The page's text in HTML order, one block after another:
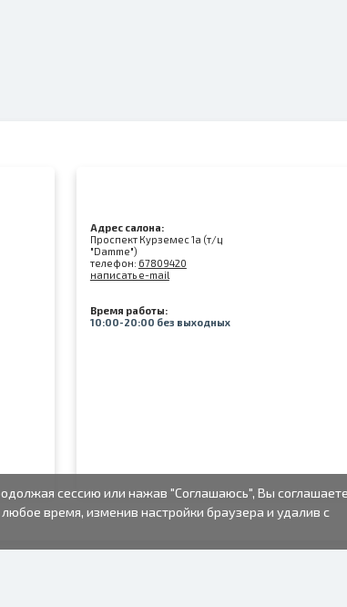
Адрес салона:
Проспект Курземес 1а (т/ц
"Damme")
телефон: 67809420
написать e-mail
Время работы:
10:00-20:00 без выходных
сессию или нажав "Соглашаюсь", Вы
время, изменив настройки браузера и удалив с